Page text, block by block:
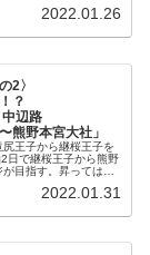
、歩いてから読むか
2022.01.26
2〉
？
辺路
熊野本宮大社」
尻王子から継桜王子を
日で継桜王子から熊野
目指す。昇っては下
歩いてから読むか
2022.01.31